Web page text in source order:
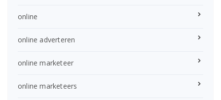
online
online adverteren
online marketeer
online marketeers